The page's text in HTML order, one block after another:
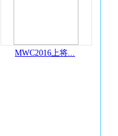
MWC2016上将...